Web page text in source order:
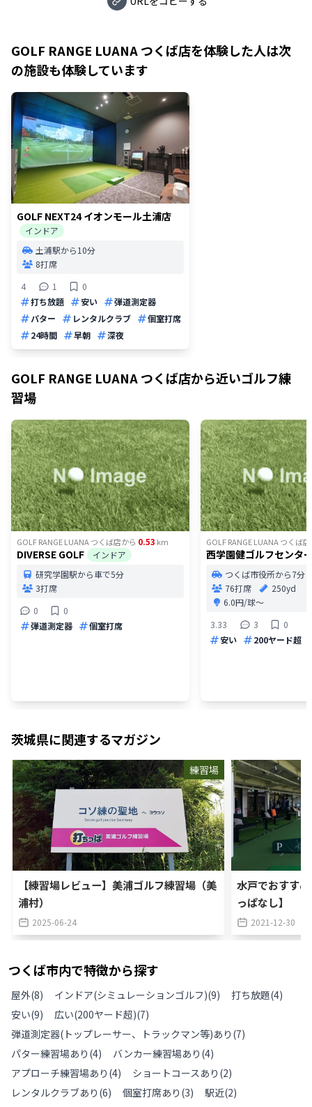
GOLF RANGE LUANA つくば店を体験した人は次
の施設も体験しています
GOLF NEXT24 イオンモール土浦店
インドア
土浦駅から10分
8打席
4
1
0
打ち放題
安い
弾道測定器
パター
レンタルクラブ
個室打席
24時間
早朝 深夜
GOLF RANGE LUANA つくば店から近いゴルフ練
習場
GOLF RANGE LUANA つくば店から 0.53 km
DIVERSE GOLF
インドア
研究学園駅から車で5分
3打席
0
0
弾道測定器
個室打席
GOLF RANGE LUANA つくば店
西学園健ゴルフセンタ
つくば市役所から7分
76打席
250yd
6.0円/球〜
3.33
3
0
安い
200ヤード超
茨城県に関連するマガジン
練習場
【練習場レビュー】美浦ゴルフ練習場（美
浦村）
2025-06-24
水戸でおすす
っぱなし】
2021-12-30
つくば市内で特徴から探す
屋外(8) インドア(シミュレーションゴルフ)(9) 打ち放題(4)
安い(9) 広い(200ヤード超)(7)
弾道測定器(トップレーサー、トラックマン等)あり (7)
パター練習場あり (4) バンカー練習場あり (4)
アプローチ練習場あり (4) ショートコースあり (2)
レンタルクラブあり (6) 個室打席あり (3) 駅近(2)